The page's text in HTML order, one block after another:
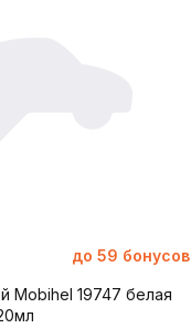
до 59 бонусов
Mobihel 19747 белая